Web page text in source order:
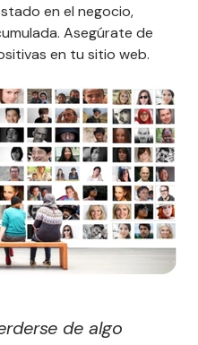
en el negocio,
Asegúrate de
en tu sitio web.
de algo